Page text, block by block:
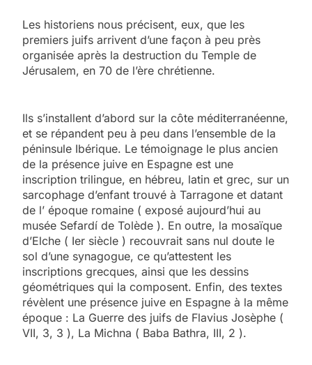
Les historiens nous précisent, eux, que les
premiers juifs arrivent d’une façon à peu près
organisée après la destruction du Temple de
Jérusalem, en 70 de l’ère chrétienne.
Ils s’installent d’abord sur la côte méditerranéenne,
et se répandent peu à peu dans l’ensemble de la
péninsule Ibérique. Le témoignage le plus ancien
de la présence juive en Espagne est une
inscription trilingue, en hébreu, latin et grec, sur un
sarcophage d’enfant trouvé à Tarragone et datant
de l’ époque romaine ( exposé aujourd’hui au
musée Sefardí de Tolède ). En outre, la mosaïque
d’Elche ( Ier siècle ) recouvrait sans nul doute le
sol d’une synagogue, ce qu’attestent les
inscriptions grecques, ainsi que les dessins
géométriques qui la composent. Enfin, des textes
révèlent une présence juive en Espagne à la même
époque : La Guerre des juifs de Flavius Josèphe (
VII, 3, 3 ), La Michna ( Baba Bathra, III, 2 ).